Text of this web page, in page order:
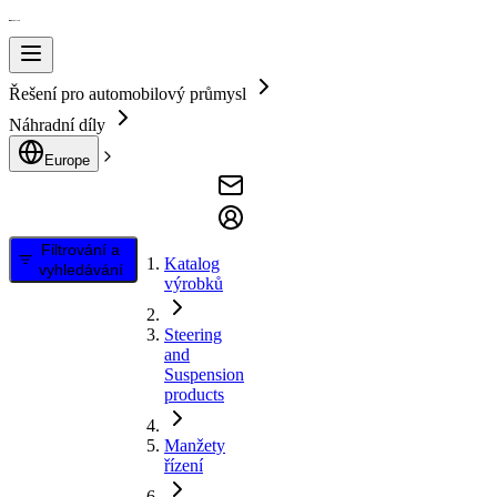
Řešení pro automobilový průmysl
Náhradní díly
Europe
Filtrování a
vyhledávání
Katalog
výrobků
Steering
and
Suspension
products
Manžety
řízení